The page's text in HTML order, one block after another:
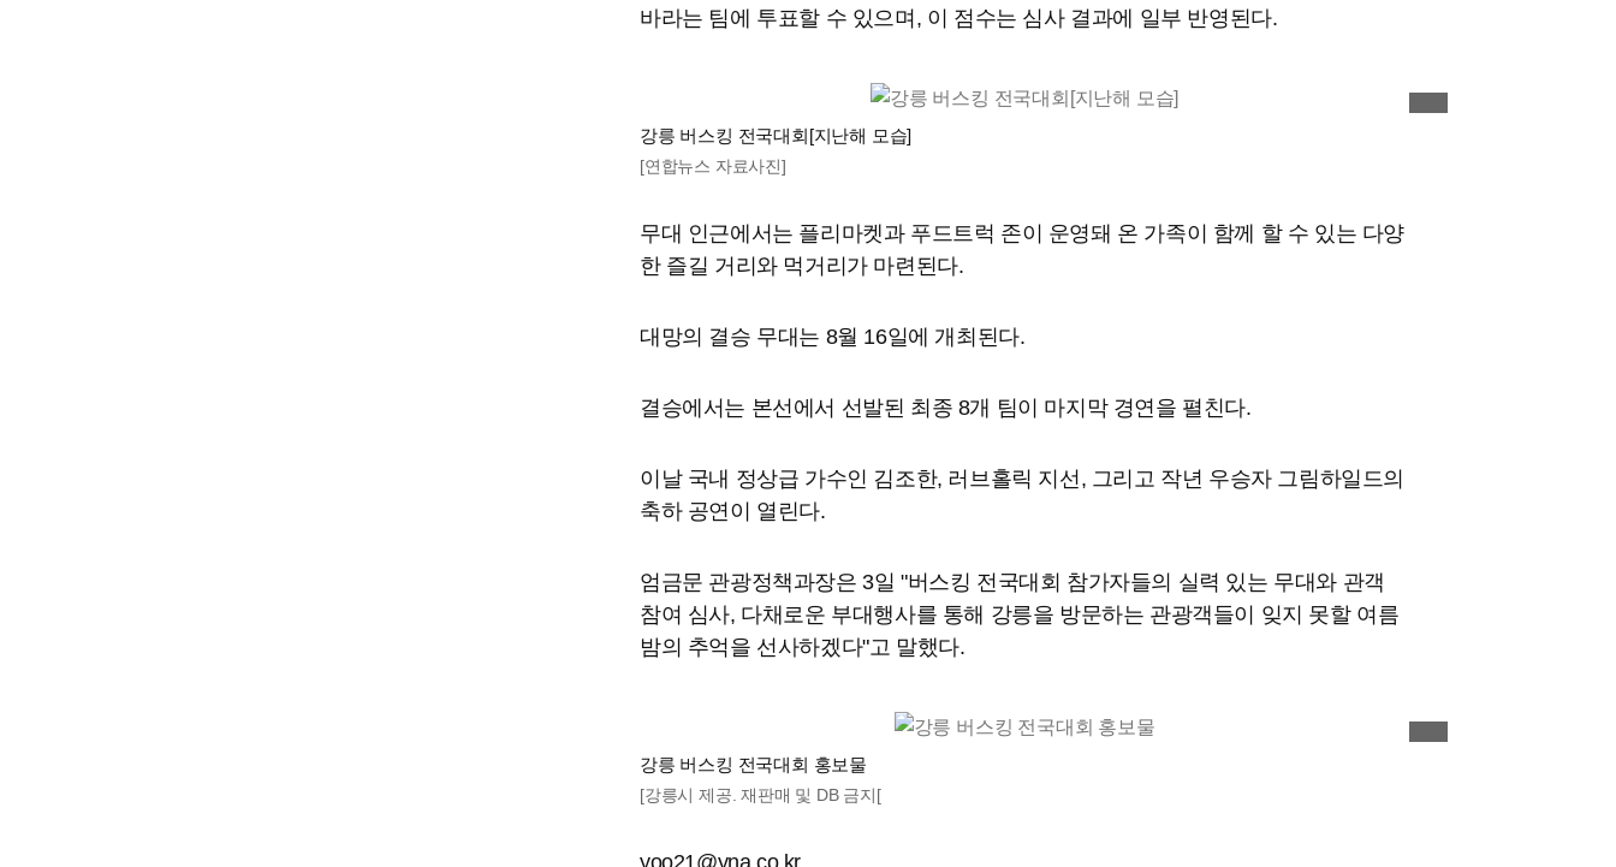
바라는 팀에 투표할 수 있으며, 이 점수는 심사 결과에 일부 반영된다.
강릉 버스킹 전국대회[지난해 모습]
[연합뉴스 자료사진]
무대 인근에서는 플리마켓과 푸드트럭 존이 운영돼 온 가족이 함께 할 수 있는 다양
한 즐길 거리와 먹거리가 마련된다.
대망의 결승 무대는 8월 16일에 개최된다.
결승에서는 본선에서 선발된 최종 8개 팀이 마지막 경연을 펼친다.
이날 국내 정상급 가수인 김조한, 러브홀릭 지선, 그리고 작년 우승자 그림하일드의
축하 공연이 열린다.
엄금문 관광정책과장은 3일 "버스킹 전국대회 참가자들의 실력 있는 무대와 관객
참여 심사, 다채로운 부대행사를 통해 강릉을 방문하는 관광객들이 잊지 못할 여름
밤의 추억을 선사하겠다"고 말했다.
강릉 버스킹 전국대회 홍보물
[강릉시 제공. 재판매 및 DB 금지[